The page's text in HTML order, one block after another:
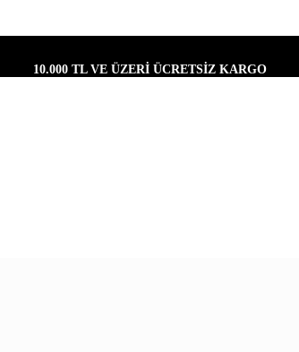
10.000 TL VE ÜZERİ ÜCRETSİZ KARGO